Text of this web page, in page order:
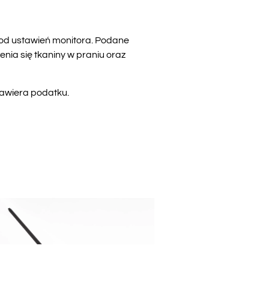
ustawień monitora. Podane
się tkaniny w praniu oraz
podatku.